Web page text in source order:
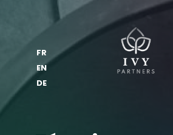
FR
EN
DE